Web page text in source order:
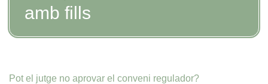
amb fills
Pot el jutge no aprovar el conveni regulador?